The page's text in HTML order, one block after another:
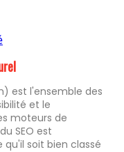
est l'ensemble des
et le
moteurs de
SEO est
soit bien classé